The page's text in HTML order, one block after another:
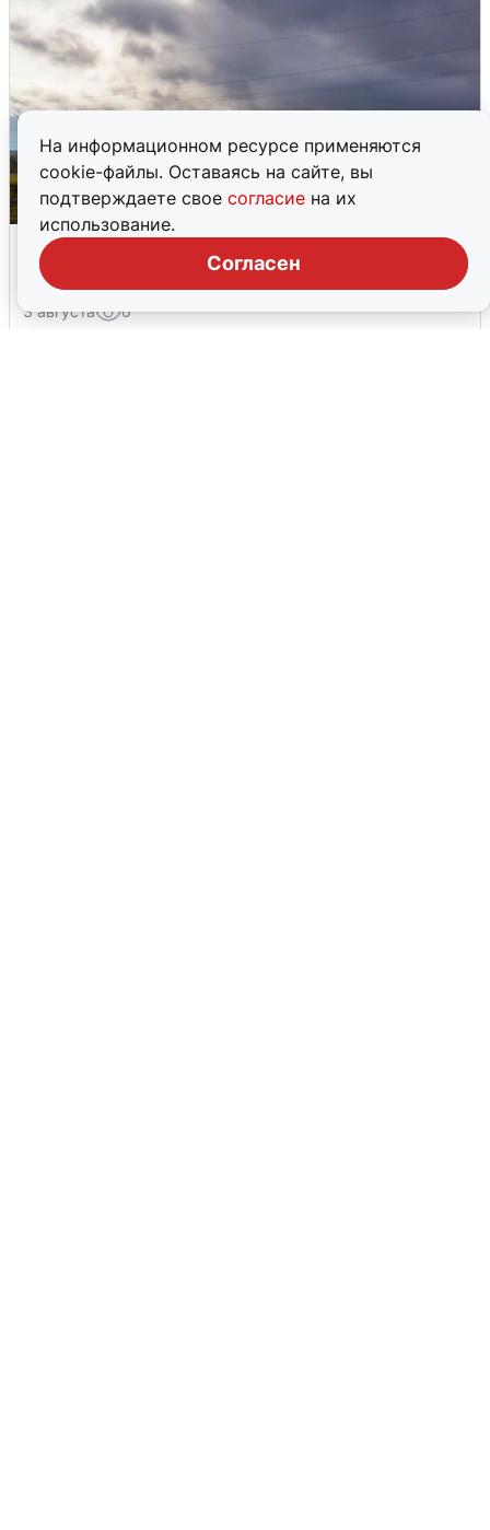
На информационном ресурсе применяются
cookie-файлы. Оставаясь на сайте, вы
подтверждаете свое согласие на их
использование.
Согласен
Над ХМАО впервые сбили
беспилотники
3 августа 0